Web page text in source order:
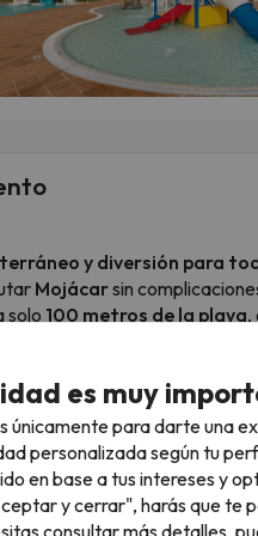
y diversión para
Mojácarsin
solo 100 metros de la playa,
de juegos, terraza, jardín y
Macenas queda a 1 km y
la limpieza y las
colección de momentos
es muy
únicamente para darte una
personalizada según tu
en base a tus intereses y
y cerrar", harás que te
consultar más detalles,